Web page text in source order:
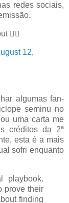
redes sociais,
🤷‍♂️
12,
algumas fan-
seminu no
uma carta me
créditos da 2ª
esta é a mais
sofri enquanto
playbook.
prove their
finding